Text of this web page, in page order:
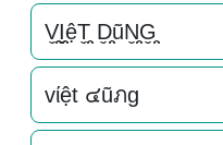
V̬̤̯I̬̤̯ệT̬̤̯ D̬̤̯ũN̬̤̯G̬̤̯
vίệt ๔ũภg